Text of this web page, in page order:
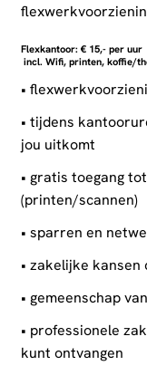
Flexkantoor: € 15,- per uur
incl. Wifi, printen, koffie/
•
• tijdens
jou uitkomt
• gratis toegang
(printen/scannen)
• sparren en
• zakelijke kansen
• gemeenschap
• professionele
kunt ontvangen